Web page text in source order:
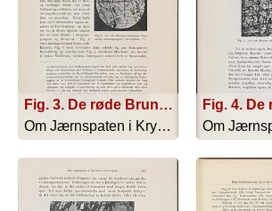
Fig. 3. De røde Brunjærnstenhinder følge særlig Gennemgangene i Jærnspaten
Om Jærnspaten i Kryoliten ved Ivigtut - 1911